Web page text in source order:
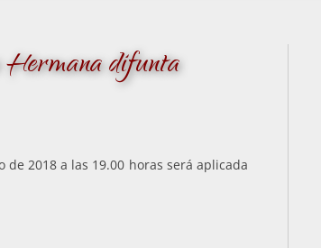
difunta
2018 a las 19.00 horas será aplicada